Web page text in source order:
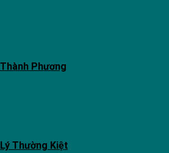
Phương
Thường Kiệt